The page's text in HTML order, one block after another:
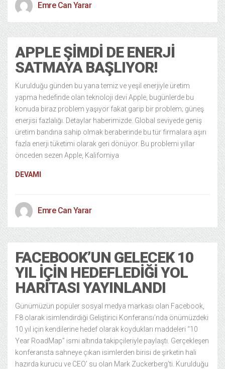
Emre Can Yarar
APPLE ŞIMDI DE ENERJI
SATMAYA BAŞLIYOR!
Kurulduğu günden bu yana temiz ve yeşil enerjiyle üretim
yapma hedefinde olan teknoloji devi Apple, bugünlerde bu
konuda biraz problem yaşıyor fakat garip bir problem; güneş
enerjisi fazlalığı. Detaylar haberimizde. Global seviyede geniş
üretim bandına sahip olmak beraberinde bu tür firmalara aşırı
fazla enerji tüketimi olarak geri dönüyor. Bu problemi yıllar
önceden sezen Apple, Kaliforniya
DEVAMI
Emre Can Yarar
FACEBOOK’UN GELECEK 10
YIL İÇIN HEDEFLEDIĞI YOL
HARITASI YAYINLANDI
Günümüzün popüler sosyal medya markası olan Facebook,
F8 olarak isimlendirdiği Geliştirici Konferansı’nda önümüzdeki
10 yıl için kendilerine hedef olarak koydukları maddeleri “10
Year RoadMap” ismi altında takipçileriyle paylaştı. Gerçekleşen
konferansta sahneye çıkan isimlerden birisi de şirketin hali
hazırda kurucu ve CEO’ su olan Mark Zuckerberg’ti. Kurulduğu